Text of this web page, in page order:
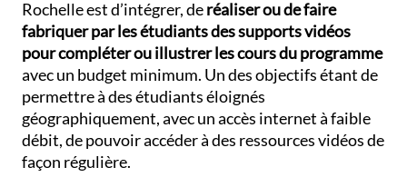
Rochelle est d’intégrer, deréaliser ou de faire
fabriquer par les étudiants des supports vidéos
pour compléter ou illustrer les cours du programme
avec un budget minimum. Un des objectifs étant de
permettre à des étudiants éloignés
géographiquement, avec un accès internet à faible
débit, de pouvoir accéder à des ressources vidéos de
façon régulière.